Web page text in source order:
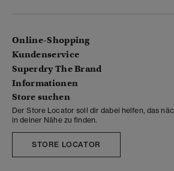
Online-Shopping
Kundenservice
Superdry The Brand
Informationen
Store suchen
Der Store Locator soll dir dabei helfen, das
in deiner Nähe zu finden.
STORE LOCATOR